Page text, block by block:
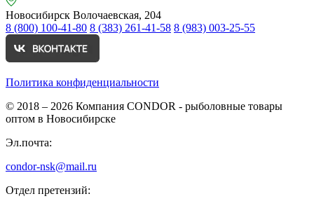
Новосибирск Волочаевская, 204
8 (800) 100-41-80 8 (383) 261-41-58 8 (983) 003-25-55
Политика конфиденциальности
© 2018 – 2026 Компания CONDOR - рыболовные товары
оптом в Новосибирске
Эл.почта:
condor-nsk@mail.ru
Отдел претензий: